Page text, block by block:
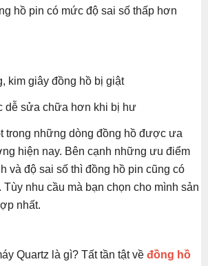
hồ pin có mức độ sai số thấp hơn
kim giây đồng hồ bị giật
dễ sửa chữa hơn khi bị hư
trong những dòng đồng hồ được ưa
hiện nay. Bên cạnh những ưu điểm
và độ sai số thì đồng hồ pin cũng có
nhu cầu mà bạn chọn cho mình sản
nhất.
Quartz là gì? Tất tần tật về đồng hồ